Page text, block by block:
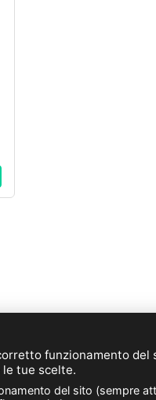
© 2026
et Rosières - 30, rue
Telefono. : +33
funzionamento
tue scelte.
del sito (sempre